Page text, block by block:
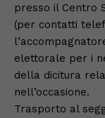
presso il Centro
(per contatti
elettorale per i
della dicitura
nell’occasione.
Trasporto al